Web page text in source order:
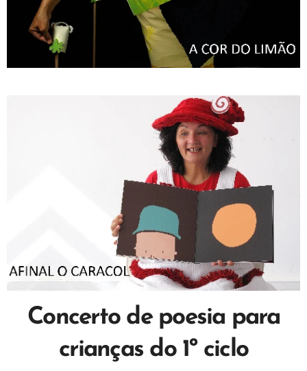
Concerto de poesia para
crianças do 1º ciclo